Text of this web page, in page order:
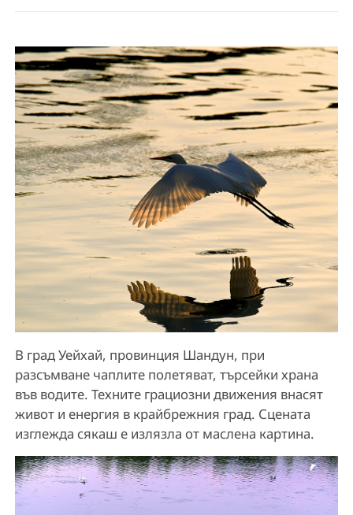
В град Уейхай, провинция Шандун, при
разсъмване чаплите полетяват, търсейки храна
във водите. Техните грациозни движения внасят
живот и енергия в крайбрежния град. Сцената
изглежда сякаш е излязла от маслена картина.